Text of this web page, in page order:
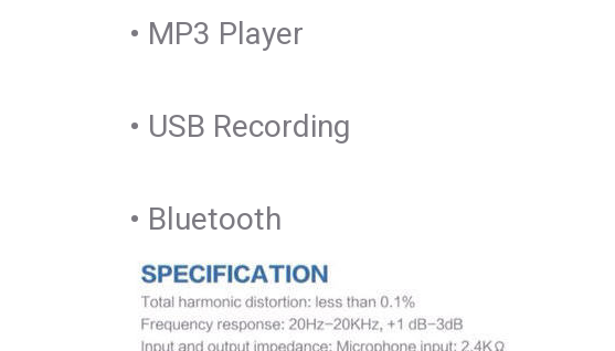
• MP3 Player
• USB Recording
• Bluetooth